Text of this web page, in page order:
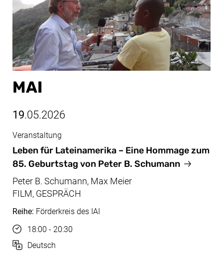
MAI
19.05.2026
Mai, 19.05.2026
Leben für Lateinamerika – Eine Hommage zum
85. Geburtstag von Peter B. Schumann
Veranstaltung
Peter B. Schumann, Max Meier
FILM, GESPRÄCH
Reihe: Förderkreis des IAI
Uhrzeit
18:00 - 20:30
Sprache
Deutsch